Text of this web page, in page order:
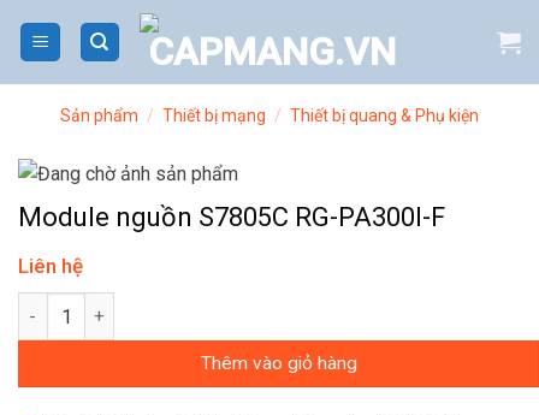
Sản phẩm / Thiết bị mạng / Thiết bị quang & Phụ kiện
Module nguồn S7805C RG-PA300I-F
Liên hệ
Module nguồn S7805C RG-PA300I-F số lượng
Thêm vào giỏ hàng